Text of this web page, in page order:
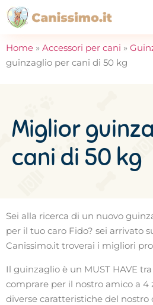
Home » Accessori per cani »
guinzaglio per cani di 50 kg
Miglior
cani di 50 kg
Sei alla ricerca di un nuovo
per il tuo caro Fido? sei arrivato
Canissimo.it troverai i migliori
Il guinzaglio è un MUST HAVE
comprare per il nostro amico a 4
diverse caratteristiche del nostro